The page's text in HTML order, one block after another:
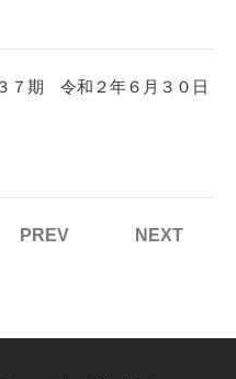
７期 令和２年６月３０日
NEXT
PREV